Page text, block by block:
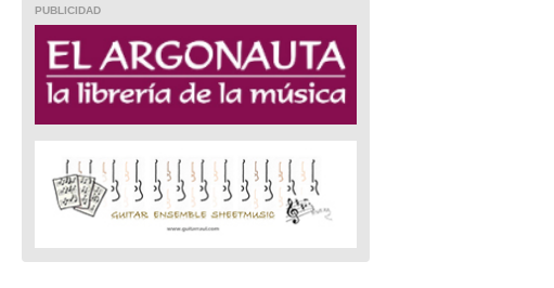
PUBLICIDAD